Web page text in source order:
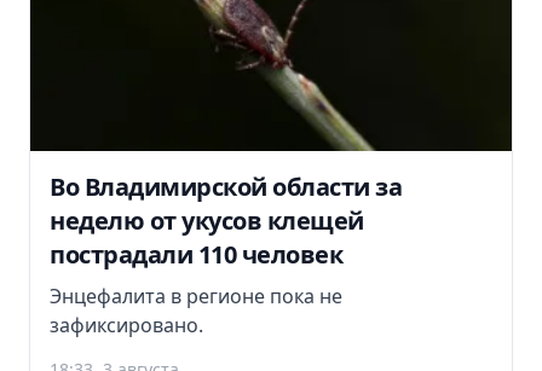
Во Владимирской области за
неделю от укусов клещей
пострадали 110 человек
Энцефалита в регионе пока не
зафиксировано.